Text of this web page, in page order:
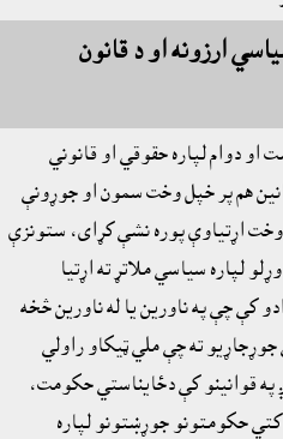
ارزونه او د قانون
دوام لپاره حقوقي او قانوني
هم پر خپل وخت سمون او جوړونې
وخت اړتياوې پوره نشې کړاى، ستونزې
لپاره سياسي ملاتړ ته اړتيا
کې چې په ناورين يا له ناورين څخه
ته چې ملي ټيکاو راولي
په قوانينو کې دځايناستي حکومت،
حکومتونو جوړښتونو لپاره